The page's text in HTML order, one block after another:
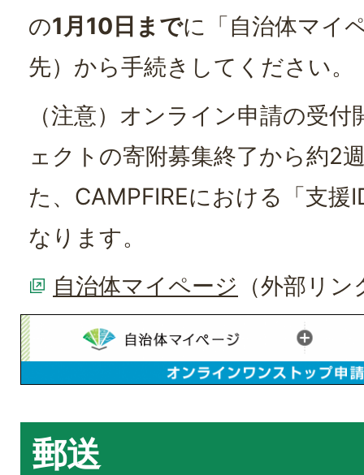
の1月10日までに「自治体マイ
先）から手続きしてください。
（注意）オンライン申請の受
ェクトの寄附募集終了から約2
た、CAMPFIREにおける「支援
なります。
自治体マイページ （外部リン
郵送